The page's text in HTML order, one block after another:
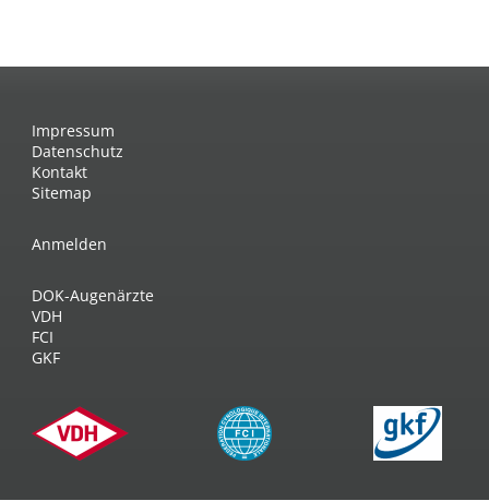
Impressum
Datenschutz
Kontakt
Sitemap
Anmelden
DOK-Augenärzte
VDH
FCI
GKF